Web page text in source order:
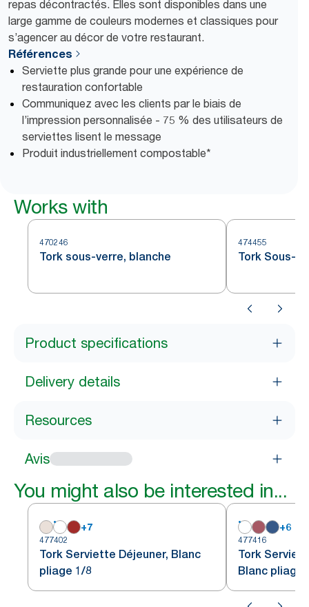
repas décontractés. Elles sont disponibles dans une
large gamme de couleurs modernes et classiques pour
s’agencer au décor de votre restaurant.
Références
Serviette plus grande pour une expérience de
restauration confortable
Communiquez avec les clients par le biais de
l’impression personnalisée - 75 % des utilisateurs de
serviettes lisent le message
Produit industriellement compostable*
Works with
470246
Tork sous-verre, blanche
474455
Tork Sous-
Product specifications
Delivery details
Resources
Avis
You might also be interested in...
+7
477402
Tork Serviette Déjeuner, Blanc
pliage 1/8
+6
477416
Tork
Blanc pliage